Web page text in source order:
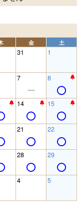
金 土
31 1
7 8
14 15
21 22
28 29
4 5